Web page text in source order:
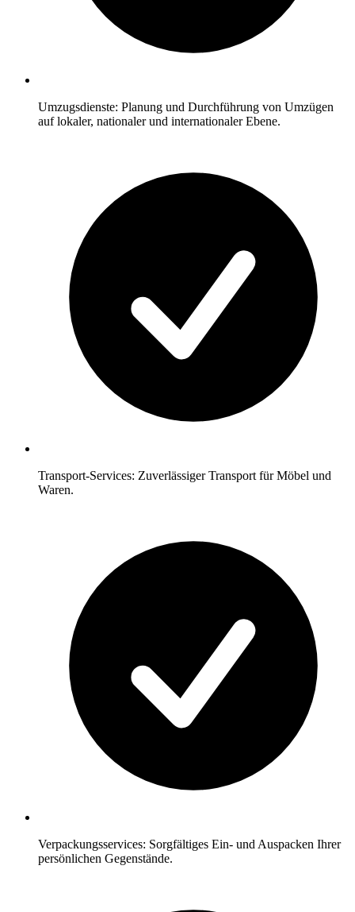
Umzugsdienste: Planung und Durchführung von Umzügen
auf lokaler, nationaler und internationaler Ebene.
Transport-Services: Zuverlässiger Transport für Möbel und
Waren.
Verpackungsservices: Sorgfältiges Ein- und Auspacken Ihrer
persönlichen Gegenstände.